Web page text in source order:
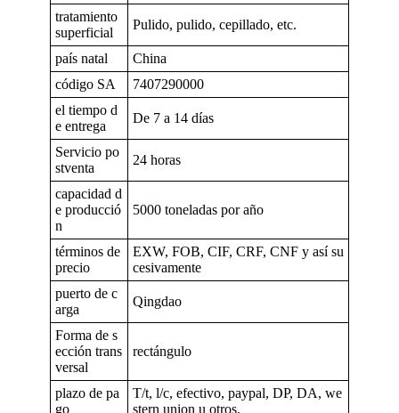
tratamiento
superficial
Pulido, pulido, cepillado, etc.
país natal
China
código SA
7407290000
el tiempo d
e entrega
De 7 a 14 días
Servicio po
stventa
24 horas
capacidad d
e producció
n
5000 toneladas por año
términos de
precio
EXW, FOB, CIF, CRF, CNF y así su
cesivamente
puerto de c
arga
Qingdao
Forma de s
ección trans
versal
rectángulo
plazo de pa
go
T/t, l/c, efectivo, paypal, DP, DA, we
stern union u otros.